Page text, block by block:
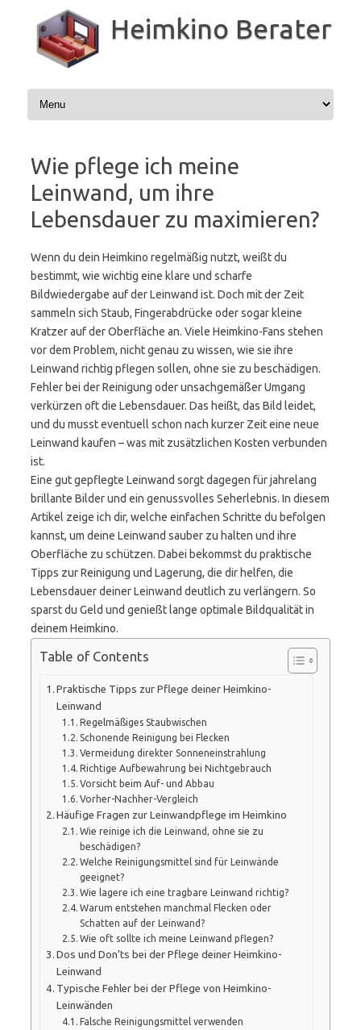
springen
Heimkino Berater
Wie pflege ich meine
Leinwand, um ihre
Lebensdauer zu maximieren?
Wenn du dein Heimkino regelmäßig nutzt, weißt du
bestimmt, wie wichtig eine klare und scharfe
Bildwiedergabe auf der Leinwand ist. Doch mit der Zeit
sammeln sich Staub, Fingerabdrücke oder sogar kleine
Kratzer auf der Oberfläche an. Viele Heimkino-Fans stehen
vor dem Problem, nicht genau zu wissen, wie sie ihre
Leinwand richtig pflegen sollen, ohne sie zu beschädigen.
Fehler bei der Reinigung oder unsachgemäßer Umgang
verkürzen oft die Lebensdauer. Das heißt, das Bild leidet,
und du musst eventuell schon nach kurzer Zeit eine neue
Leinwand kaufen – was mit zusätzlichen Kosten verbunden
ist.
Eine gut gepflegte Leinwand sorgt dagegen für jahrelang
brillante Bilder und ein genussvolles Seherlebnis. In diesem
Artikel zeige ich dir, welche einfachen Schritte du befolgen
kannst, um deine Leinwand sauber zu halten und ihre
Oberfläche zu schützen. Dabei bekommst du praktische
Tipps zur Reinigung und Lagerung, die dir helfen, die
Lebensdauer deiner Leinwand deutlich zu verlängern. So
sparst du Geld und genießt lange optimale Bildqualität in
deinem Heimkino.
Table of Contents
Praktische Tipps zur Pflege deiner Heimkino-
Leinwand
Regelmäßiges Staubwischen
Schonende Reinigung bei Flecken
Vermeidung direkter Sonneneinstrahlung
Richtige Aufbewahrung bei Nichtgebrauch
Vorsicht beim Auf- und Abbau
Vorher-Nachher-Vergleich
Häufige Fragen zur Leinwandpflege im Heimkino
Wie reinige ich die Leinwand, ohne sie zu
beschädigen?
Welche Reinigungsmittel sind für Leinwände
geeignet?
Wie lagere ich eine tragbare Leinwand richtig?
Warum entstehen manchmal Flecken oder
Schatten auf der Leinwand?
Wie oft sollte ich meine Leinwand pflegen?
Dos und Don’ts bei der Pflege deiner Heimkino-
Leinwand
Typische Fehler bei der Pflege von Heimkino-
Leinwänden
Falsche Reinigungsmittel verwenden